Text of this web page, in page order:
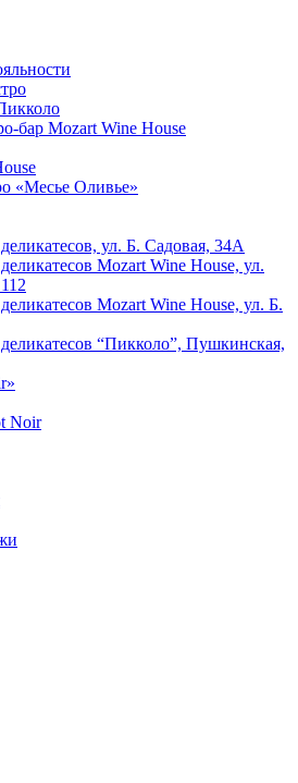
бар Mozart Wine House
«Месье Оливье»
ул. Б. Садовая, 34А
Mozart Wine House, ул.
Mozart Wine House, ул. Б.
“Пикколо”, Пушкинская,
Noir